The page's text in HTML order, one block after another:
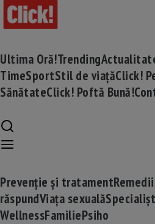
Ultima Oră!Trending
TimeSportStil de viațăClick!
SănătateClick! Poftă Bună!
Prevenție și tratament
răspundViața sexuală
WellnessFamiliePsiho